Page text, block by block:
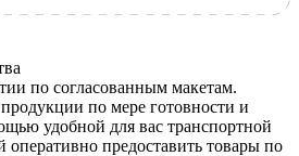
по согласованным макетам.
по мере готовности и
удобной для вас транспортной
оперативно предоставить товары по